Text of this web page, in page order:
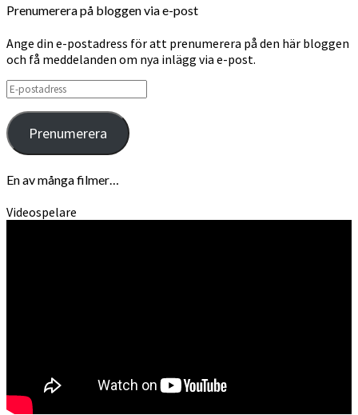
Prenumerera på bloggen via e-post
Ange din e-postadress för att prenumerera på den här bloggen
och få meddelanden om nya inlägg via e-post.
E-
postadress
Prenumerera
En av många filmer…
Videospelare